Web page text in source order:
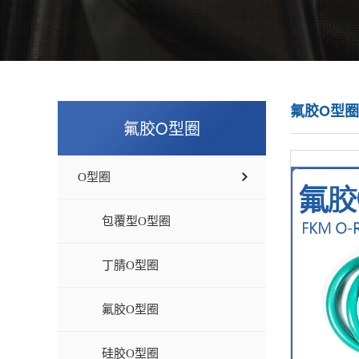
氟胶O型圈
O型圈
包覆型O型圈
丁腈O型圈
氟胶O型圈
硅胶O型圈
氟胶O型圈